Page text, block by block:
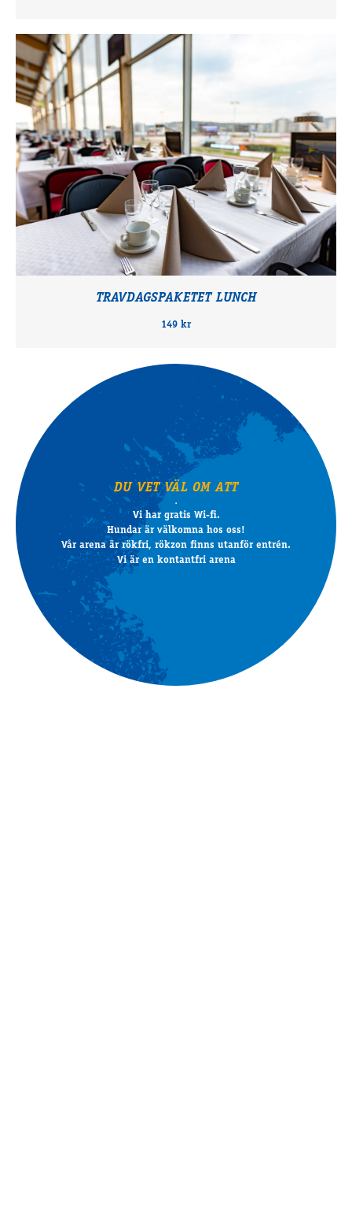
TRAVDAGSPAKETET LUNCH
149 kr
DU VET VÄL OM ATT
Vi har gratis Wi-fi.
Hundar är välkomna hos oss!
Vår arena är rökfri, rökzon finns utanför entrén.
Vi är en kontantfri arena